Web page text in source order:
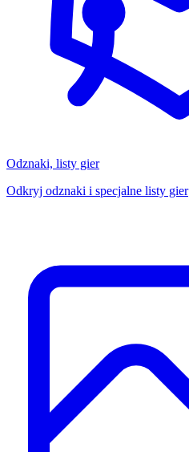
Odznaki, listy gier
Odkryj odznaki i specjalne listy gier